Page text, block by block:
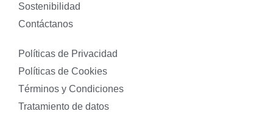
Sostenibilidad
Contáctanos
Políticas de Privacidad
Políticas de Cookies
Términos y Condiciones
Tratamiento de datos